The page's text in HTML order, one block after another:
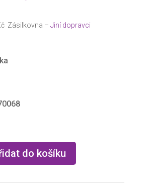
je:
Zásilkovna – Jiní dopravci
do košíku